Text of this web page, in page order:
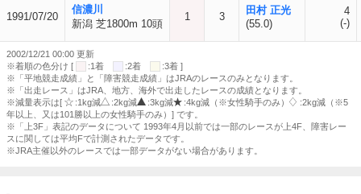
1991/07/20
信濃川
新潟 芝1800m 10頭
1 3
田村 正光
(55.0)
4
(-)
2002/12/21 00:00 更新
※着順の色分け [
:1着 :2着
:3着 ]
※「平地競走成績」と「障害競走成績」はJRAのレースのみとなります。
※「出走レース」はJRA、地方、海外で出走したレースの成績となります。
※減量表示は[
:1kg減 :2kg減 :3kg減 :4kg減（※女性騎手のみ）
:2kg減（※5
年以上、又は101勝以上の女性騎手のみ）] です。
※「上3F」表記のデータについて 1993年4月以前では一部のレースが上4F、障害レー
スに関しては平均Fで計測されたデータです。
※JRA主催以外のレースでは一部データがない場合があります。